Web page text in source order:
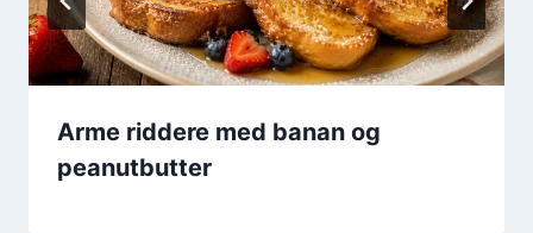
Arme riddere med banan og
peanutbutter